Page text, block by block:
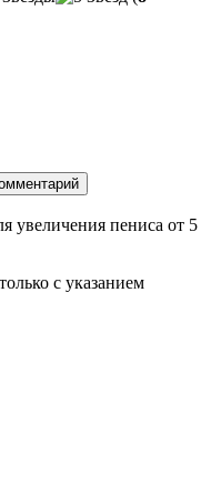
увеличения пениса от 5
с указанием